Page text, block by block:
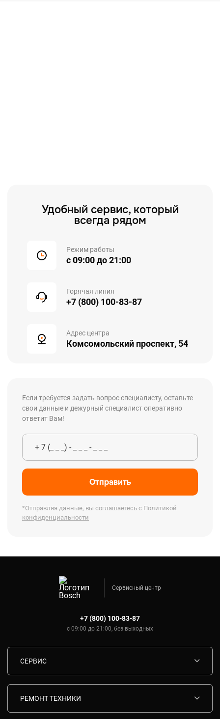
Удобный сервис, который
всегда рядом
Режим работы
с 09:00 до 21:00
Горячая линия
+7 (800) 100-83-87
Адрес центра
Комсомольский проспект, 54
Если требуется задать вопрос специалисту, оставьте
свои данные и дежурный специалист оперативно
ответит Вам!
Отправить
*Отправляя данные, вы соглашаетесь с Политикой
конфиденциальности
Сервисный центр
+7 (800) 100-83-87
с 09:00 до 21:00, без выходных
СЕРВИС
РЕМОНТ ТЕХНИКИ